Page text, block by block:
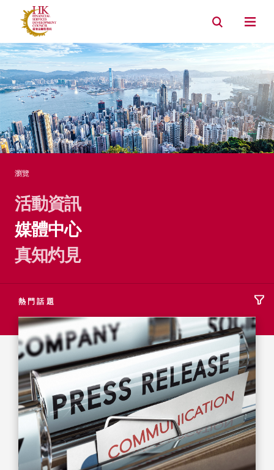
資產管理
環境, 社會及管治
瀏覽
活動資​​訊
媒體中心
真知灼見
熱門話題